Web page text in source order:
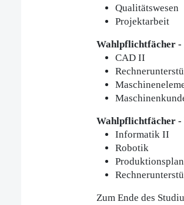
Qualitätswesen
Projektarbeit
Wahlpflichtfächer
CAD II
Wahlpflichtfächer -
Informatik II
Robotik
Zum Ende des